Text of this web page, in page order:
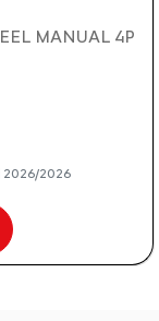
MANUAL 4P
2026/2026